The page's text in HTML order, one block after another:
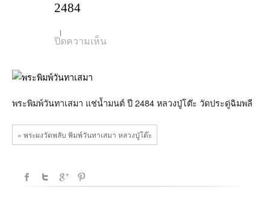
2484
ปิดความเห็นบน
น้ำมนต์
ปี
พระพิมพ์วันทาเสมา แช่น้ำมนต์ ปี 2484 หลวงปู่โต๊ะ วัดประดู่ฉิมพลี
« พระผงวัดพลับ พิมพ์วันทาเสมา หลวงปู่โต๊ะ